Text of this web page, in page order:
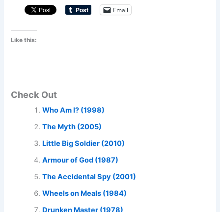
Email
Like this:
Check Out
Who Am I? (1998)
The Myth (2005)
Little Big Soldier (2010)
Armour of God (1987)
The Accidental Spy (2001)
Wheels on Meals (1984)
Drunken Master (1978)